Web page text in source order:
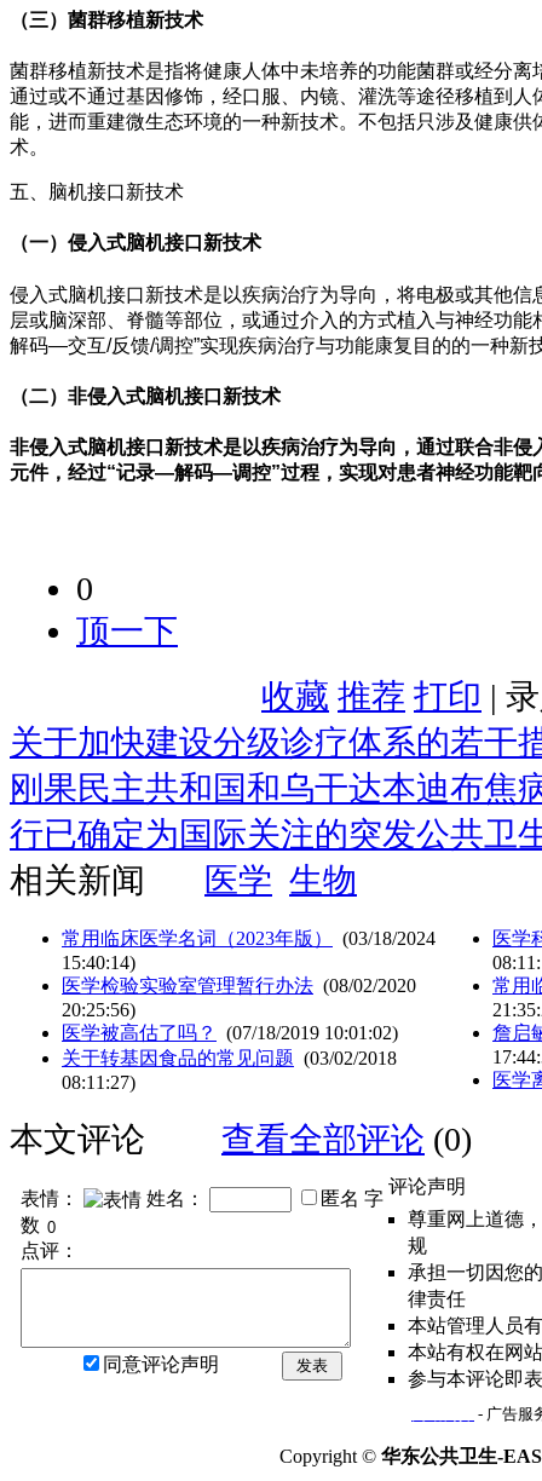
（三）菌群移植新技术
菌群移植新技术是指将健康人体中未培养的功能菌群或经分
通过或不通过基因修饰，经口服、内镜、灌洗等途径移植到
能，进而重建微生态环境的一种新技术。不包括只涉及健康
术。
五、脑机接口新技术
（一）侵入式脑机接口新技术
侵入式脑机接口新技术是以疾病治疗为导向，将电极或其他
层或脑深部、脊髓等部位，或通过介入的方式植入与神经功
解码—交互/反馈/调控”实现疾病治疗与功能康复目的的一种新
（二）非侵入式脑机接口新技术
非侵入式脑机接口新技术是以疾病治疗为导向，通过联合非
元件，经过“记录—解码—调控”过程，实现对患者神经功能靶
0
顶一下
收藏 推荐 打印 |
关于加快建设分级诊疗体系的若干
刚果民主共和国和乌干达本迪布焦
行已确定为国际关注的突发公共卫
相关新闻
医学 生物
常用临床医学名词（2023年版）
(03/18/2024
15:40:14)
医学检验实验室管理暂行办法 (08/02/2020
20:25:56)
医学被高估了吗？
(07/18/2019 10:01:02)
关于转基因食品的常见问题 (03/02/2018
08:11:27)
医学
常用
詹启
医学
本文评论 查看全部评论 (0)
表情： 姓名： 匿名 字
数
点评：
同意评论声明 发表
评论声明
尊重网上道德
规
承担一切因您
律责任
本站管理人员
本站有权在网
参与本评论即
- 广告服
Copyright © 华东公共卫生-